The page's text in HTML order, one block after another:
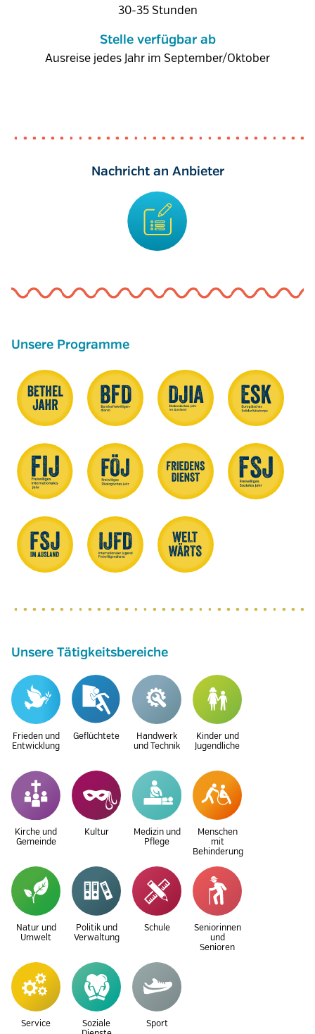
30-35 Stunden
Stelle verfügbar ab
Ausreise jedes Jahr im September/Oktober
Nachricht an Anbieter
Unsere Programme
Unsere Tätigkeitsbereiche
Frieden und
Entwicklung
Geflüchtete
Handwerk
und Technik
Kinder und
Jugendliche
Kirche und
Gemeinde
Kultur
Medizin und
Pflege
Menschen
mit
Behinderung
Natur und
Umwelt
Politik und
Verwaltung
Schule
Seniorinnen
und
Senioren
Service
Soziale
Sport